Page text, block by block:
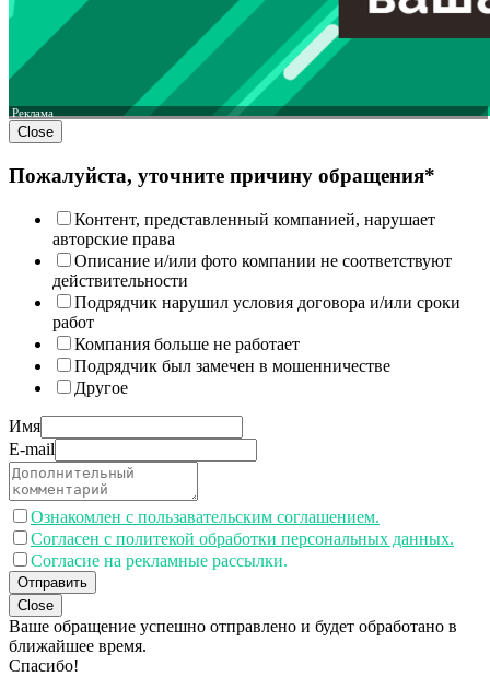
Реклама
Close
Пожалуйста, уточните причину обращения*
Контент, представленный компанией, нарушает
авторские права
Описание и/или фото компании не соответствуют
действительности
Подрядчик нарушил условия договора и/или сроки
работ
Компания больше не работает
Подрядчик был замечен в мошенничестве
Другое
Имя
E-mail
Ознакомлен с пользавательским соглашением.
Согласен с политекой обработки персональных данных.
Согласие на рекламные рассылки.
Отправить
Close
Ваше обращение успешно отправлено и будет обработано в
ближайшее время.
Спасибо!